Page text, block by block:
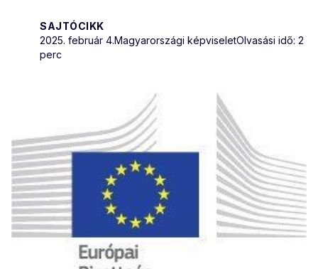
SAJTÓCIKK
2025. február 4.Magyarországi képviseletOlvasási idő: 2
perc